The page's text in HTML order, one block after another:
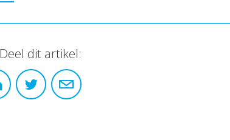
Deel dit artikel: